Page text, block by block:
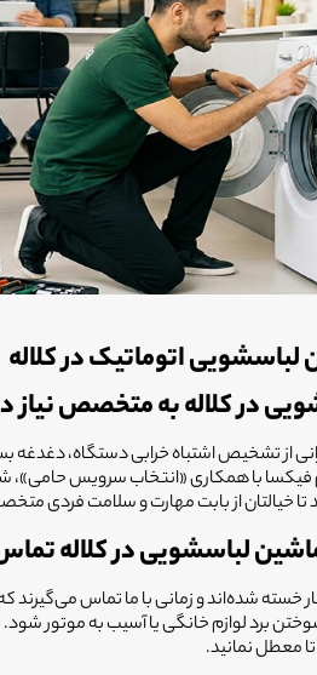
اتوماتیک در کلاله
در کلاله به متخصص نیاز
از تشخیص اشتباه خرابی دستگاه،
خیالتان از بابت مهارت و سلامت فردی
ماشین لباسشویی در کلاله
خسته شده‌اند و زمانی با ما تماس
برد لوازم خانگی یا آسیب به
معطل نمانید.